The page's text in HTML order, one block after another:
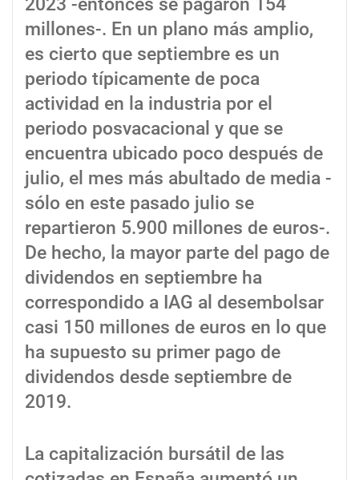
millones-. En un plano más amplio,
es cierto que septiembre es un
periodo típicamente de poca
actividad en la industria por el
periodo posvacacional y que se
encuentra ubicado poco después de
julio, el mes más abultado de media -
sólo en este pasado julio se
repartieron 5.900 millones de euros-.
De hecho, la mayor parte del pago de
dividendos en septiembre ha
correspondido a IAG al desembolsar
casi 150 millones de euros en lo que
ha supuesto su primer pago de
dividendos desde septiembre de
2019.
La capitalización bursátil de las